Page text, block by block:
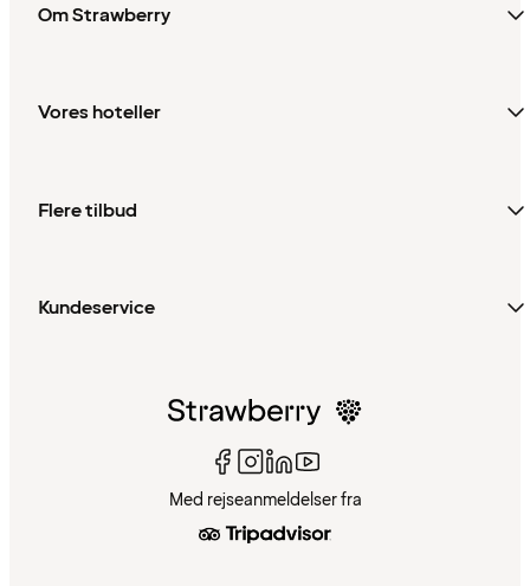
Om Strawberry
Vores hoteller
Flere tilbud
Kundeservice
Med rejseanmeldelser fra